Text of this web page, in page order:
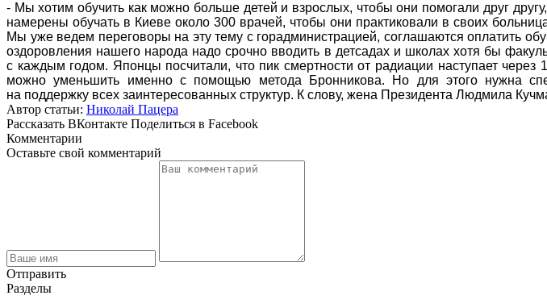
- Мы хотим обучить как можно больше детей и взрослых, чтобы они помогали друг
намерены обучать в Киеве около 300 врачей, чтобы они практиковали в своих
Мы уже ведем переговоры на эту тему с горадминистрацией, соглашаются оплатить
оздоровления нашего народа надо срочно вводить в детсадах и школах хотя бы
с каждым годом. Японцы посчитали, что пик смертности от радиации наступает
можно уменьшить именно с помощью метода Бронникова. Но для этого нужна
на поддержку всех заинтересованных структур. К слову, жена Президента Людмила
Автор статьи: Николай Пацера
Рассказать ВКонтакте Поделиться в Facebook
Комментарии
Оставьте свой комментарий
Отправить
Разделы